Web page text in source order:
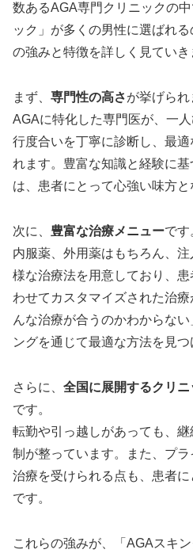
数あるAGA専門クリニックの
ック」が多くの男性に選ばれ
の強みと特徴を詳しく見ていき
まず、 専門性の高さが挙げられ
AGAに特化した専門医が、一
行度合いを丁寧に診断し、最適
れます。豊富な知識と経験に
は、患者にとって心強い味方と
次に、 豊富な治療メニューです
内服薬、外用薬はもちろん、
様な治療法を用意しており、
わせてカスタマイズされた治
んな治療が合うのかわからな
ングを通じて最適な方法を見つ
さらに、 全国に展開するクリ
です。
転勤や引っ越しがあっても、
制が整っています。また、プ
治療を受けられる点も、患者
です。
これらの強みが、「AGAスキ